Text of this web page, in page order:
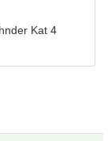
Kat 4